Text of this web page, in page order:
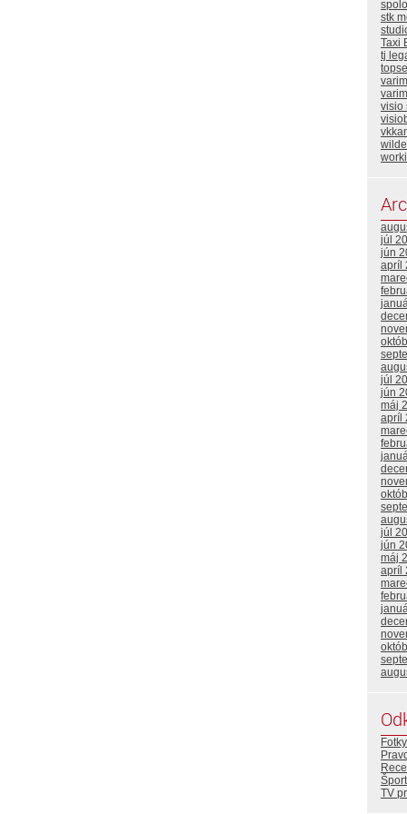
stk
Taxi
tj
visio
júl
jún
apríl
júl
jún
máj
apríl
júl
jún
máj
apríl
Fotky
Šport
TV